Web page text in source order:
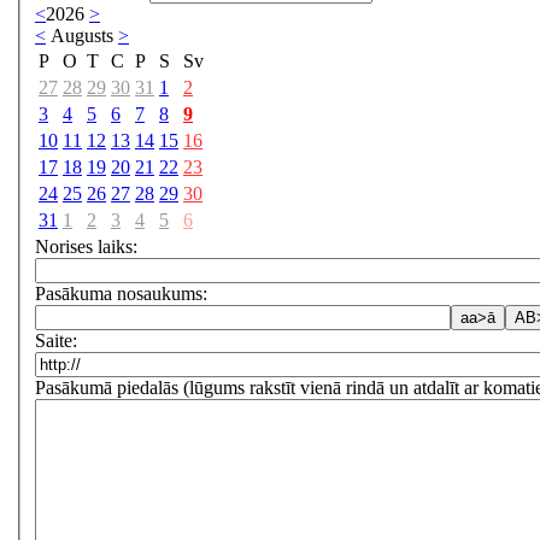
<2026 >
< Augusts >
P
O T C P S
Sv
27 28 29 30 31 1
2
3
4 5 6 7 8
9
10 11 12 13 14 15 16
17 18 19 20 21 22 23
24 25 26 27 28 29 30
31 1 2 3 4 5
6
Norises laiks:
Pasākuma nosaukums:
Saite:
Pasākumā piedalās (lūgums rakstīt vienā rindā un atdalīt ar